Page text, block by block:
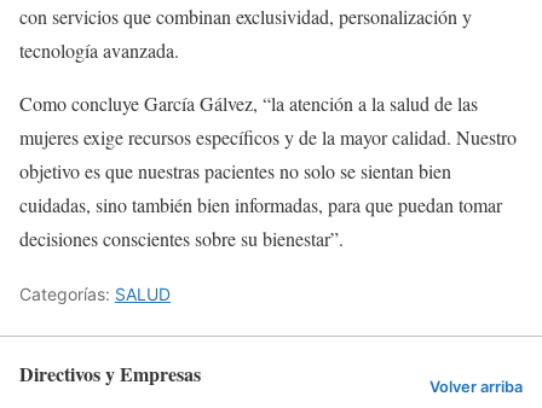
con servicios que combinan exclusividad, personalización y
tecnología avanzada.
Como concluye García Gálvez, “la atención a la salud de las
mujeres exige recursos específicos y de la mayor calidad. Nuestro
objetivo es que nuestras pacientes no solo se sientan bien
cuidadas, sino también bien informadas, para que puedan tomar
decisiones conscientes sobre su bienestar”.
Categorías: SALUD
Directivos y Empresas Volver arriba